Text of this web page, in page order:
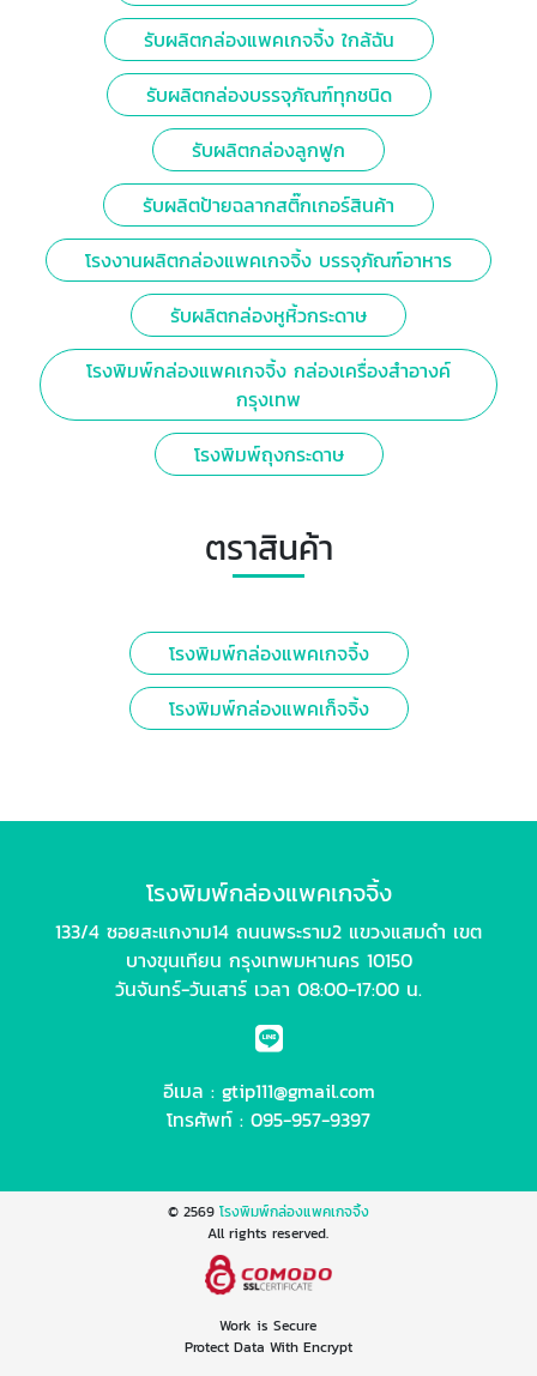
รับผลิตกล่องแพคเกจจิ้ง ใกล้ฉัน
รับผลิตกล่องบรรจุภัณฑ์ทุกชนิด
รับผลิตกล่องลูกฟูก
รับผลิตป้ายฉลากสติ๊กเกอร์สินค้า
โรงงานผลิตกล่องแพคเกจจิ้ง บรรจุภัณฑ์อาหาร
รับผลิตกล่องหูหิ้วกระดาษ
โรงพิมพ์กล่องแพคเกจจิ้ง กล่องเครื่องสำอางค์
กรุงเทพ
โรงพิมพ์ถุงกระดาษ
ตราสินค้า
โรงพิมพ์กล่องแพคเกจจิ้ง
โรงพิมพ์กล่องแพคเก็จจิ้ง
โรงพิมพ์กล่องแพคเกจจิ้ง
133/4 ซอยสะแกงาม14 ถนนพระราม2 แขวงแสมดำ เขต
บางขุนเทียน กรุงเทพมหานคร 10150
วันจันทร์-วันเสาร์ เวลา 08:00-17:00 น.
อีเมล : gtip111@gmail.com
โทรศัพท์ : 095-957-9397
© 2569 โรงพิมพ์กล่องแพคเกจจิ้ง
All rights reserved.
Work is Secure
Protect Data With Encrypt